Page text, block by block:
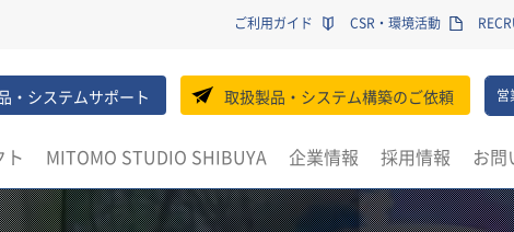
ご利用ガイド CSR・環境活動
・システムサポート 取扱製品・システム構築のご依頼 営
ト MITOMO STUDIO SHIBUYA 企業情報 採用情報 お問